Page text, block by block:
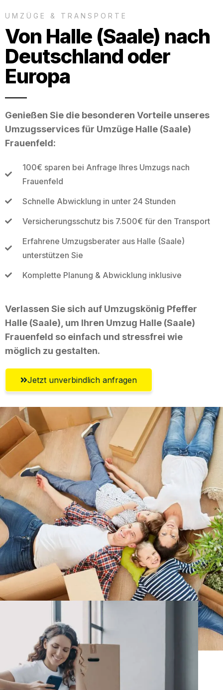
UMZÜGE & TRANSPORTE
Von Halle (Saale) nach
Deutschland oder
Europa
Genießen Sie die besonderen Vorteile unseres
Umzugsservices für Umzüge Halle (Saale)
Frauenfeld:
100€ sparen bei Anfrage Ihres Umzugs nach
Frauenfeld
Schnelle Abwicklung in unter 24 Stunden
Versicherungsschutz bis 7.500€ für den Transport
Erfahrene Umzugsberater aus Halle (Saale)
unterstützen Sie
Komplette Planung & Abwicklung inklusive
Verlassen Sie sich auf Umzugskönig Pfeffer
Halle (Saale), um Ihren Umzug Halle (Saale)
Frauenfeld so einfach und stressfrei wie
möglich zu gestalten.
Jetzt unverbindlich anfragen